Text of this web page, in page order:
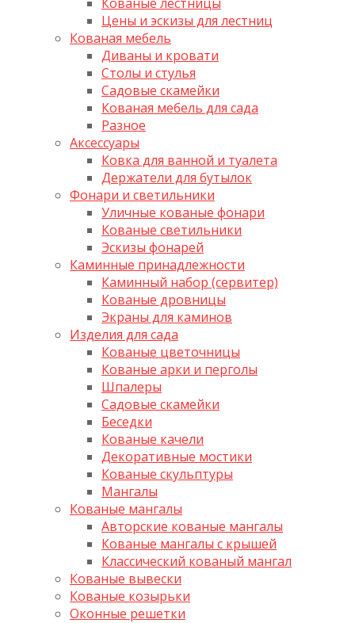
Цены и эскизы для лестниц
Кованая мебель
Диваны и кровати
Столы и стулья
Садовые скамейки
Кованая мебель для сада
Разное
Аксессуары
Ковка для ванной и туалета
Держатели для бутылок
Фонари и светильники
Уличные кованые фонари
Кованые светильники
Эскизы фонарей
Каминные принадлежности
Каминный набор (сервитер)
Кованые дровницы
Экраны для каминов
Изделия для сада
Кованые цветочницы
Кованые арки и перголы
Шпалеры
Садовые скамейки
Беседки
Кованые качели
Декоративные мостики
Кованые скульптуры
Мангалы
Кованые мангалы
Авторские кованые мангалы
Кованые мангалы с крышей
Классический кованый мангал
Кованые вывески
Кованые козырьки
Оконные решетки